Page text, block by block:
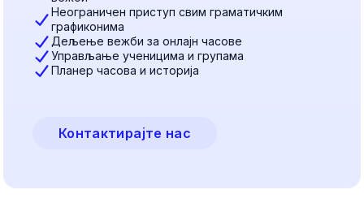
Неограничен приступ свим граматичким
графиконима
Дељење вежби за онлајн часове
Управљање ученицима и групама
Планер часова и историја
Контактирајте нас